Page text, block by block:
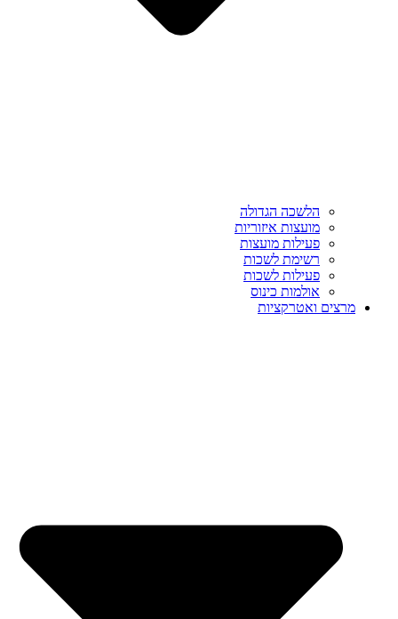
הלשכה הגדולה
מועצות איזוריות
פעילות מועצות
רשימת לשכות
פעילות לשכות
אולמות כינוס
מרצים ואטרקציות